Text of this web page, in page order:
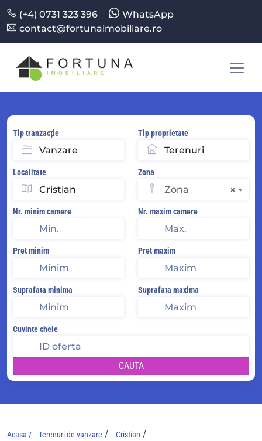
(+4) 0731 323 396
WhatsApp
contact@fortunaimobiliare.ro
Tip tranzacție Tip proprietate
Localitate Zona
×
Zona
Nr. minim camere Nr. maxim camere
Pret minim Pret maxim
Suprafata minima Suprafata maxima
Cuvinte cheie
CAUTA
Acasa / Terenuri de vanzare / Cristian /